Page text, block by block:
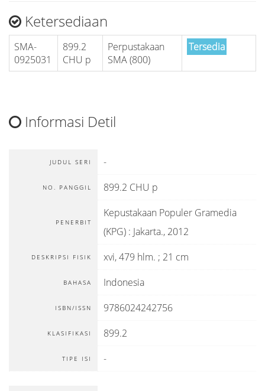
Ketersediaan
SMA-
0925031
899.2
CHU p
Perpustakaan
SMA (800)
Tersedia
Informasi Detil
JUDUL SERI -
NO. PANGGIL 899.2 CHU p
PENERBIT
Kepustakaan Populer Gramedia
(KPG) : Jakarta., 2012
DESKRIPSI FISIK xvi, 479 hlm. ; 21 cm
BAHASA Indonesia
ISBN/ISSN 9786024242756
KLASIFIKASI 899.2
TIPE ISI -